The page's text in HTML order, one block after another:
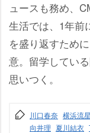
ュースも務め、
生活では、1年前
を盛り返すため
意。留学してい
思いつく。
川口春奈 横浜流星
向井理 夏川結衣